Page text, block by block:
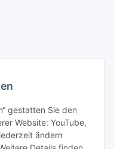
gestatten Sie den
Website: YouTube,
ändern